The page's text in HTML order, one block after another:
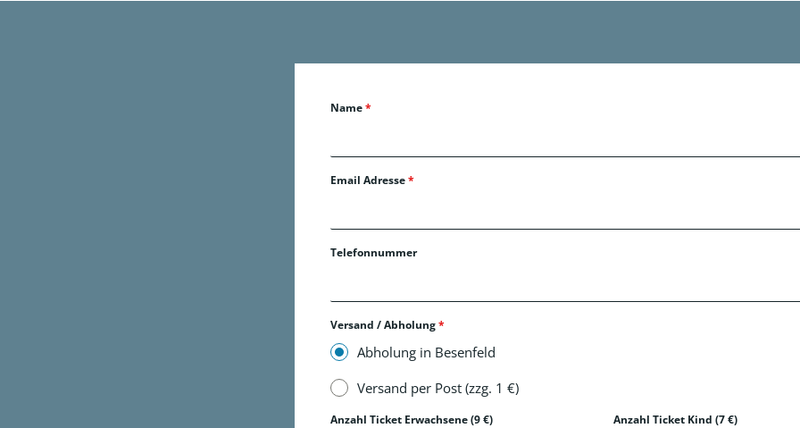
Name*
Email Adresse*
Telefonnummer
Versand / Abholung*
Abholung in Besenfeld
Versand per Post (zzg. 1 €)
Anzahl Ticket Erwachsene (9 €) Anzahl Ticket Kind (7 €)